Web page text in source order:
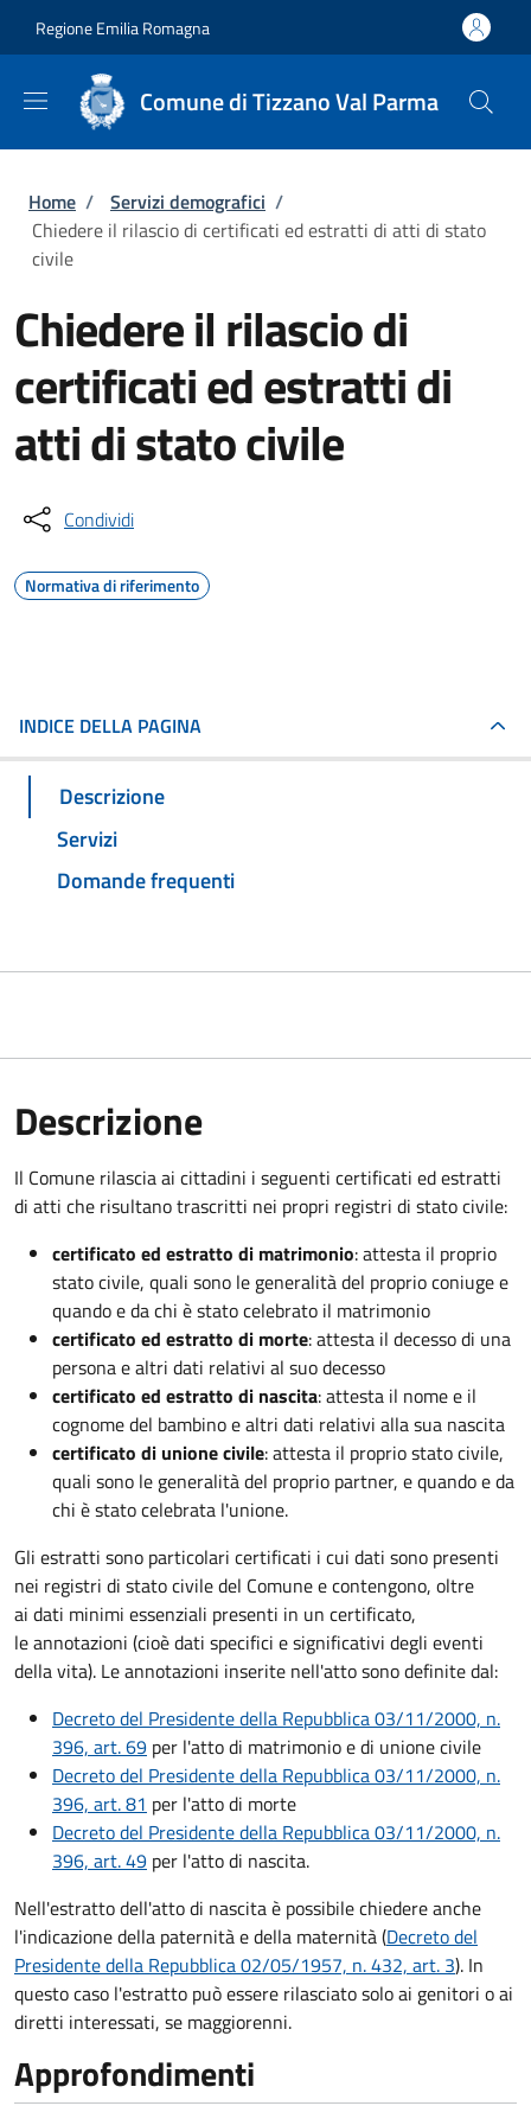
Regione Emilia Romagna
Comune di Tizzano Val Parma
Briciole di pane
Home / Servizi demografici /
Chiedere il rilascio di certificati ed estratti di atti di stato
civile
Chiedere il rilascio di
certificati ed estratti di
atti di stato civile
Condividi
Normativa di riferimento
INDICE DELLA PAGINA
Descrizione
Servizi
Domande frequenti
Descrizione
Il Comune rilascia ai cittadini i seguenti certificati ed estratti
di atti che risultano trascritti nei propri registri di stato civile:
certificato ed estratto di matrimonio: attesta il proprio
stato civile, quali sono le generalità del proprio coniuge e
quando e da chi è stato celebrato il matrimonio
certificato ed estratto di morte: attesta il decesso di una
persona e altri dati relativi al suo decesso
certificato ed estratto di nascita: attesta il nome e il
cognome del bambino e altri dati relativi alla sua nascita
certificato di unione civile: attesta il proprio stato civile,
quali sono le generalità del proprio partner, e quando e da
chi è stato celebrata l'unione.
Gli estratti sono particolari certificati i cui dati sono presenti
nei registri di stato civile del Comune e contengono, oltre
ai dati minimi essenziali presenti in un certificato,
le annotazioni (cioè dati specifici e significativi degli eventi
della vita). Le annotazioni inserite nell'atto sono definite dal:
Decreto del Presidente della Repubblica 03/11/2000, n.
396, art. 69 per l'atto di matrimonio e di unione civile
Decreto del Presidente della Repubblica 03/11/2000, n.
396, art. 81 per l'atto di morte
Decreto del Presidente della Repubblica 03/11/2000, n.
396, art. 49 per l'atto di nascita.
Nell'estratto dell'atto di nascita è possibile chiedere anche
l'indicazione della paternità e della maternità (Decreto del
Presidente della Repubblica 02/05/1957, n. 432, art. 3). In
questo caso l'estratto può essere rilasciato solo ai genitori o ai
diretti interessati, se maggiorenni.
Approfondimenti